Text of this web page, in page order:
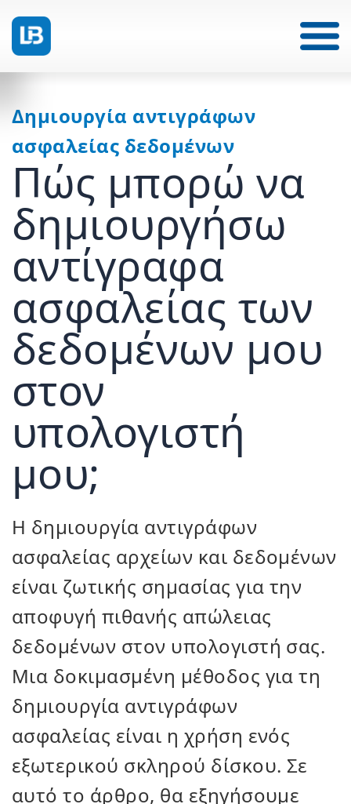
Δημιουργία αντιγράφων
ασφαλείας δεδομένων
Πώς μπορώ να
δημιουργήσω
αντίγραφα
ασφαλείας των
δεδομένων μου
στον
υπολογιστή
μου;
Η δημιουργία αντιγράφων
ασφαλείας αρχείων και δεδομένων
είναι ζωτικής σημασίας για την
αποφυγή πιθανής απώλειας
δεδομένων στον υπολογιστή σας.
Μια δοκιμασμένη μέθοδος για τη
δημιουργία αντιγράφων
ασφαλείας είναι η χρήση ενός
εξωτερικού σκληρού δίσκου. Σε
αυτό το άρθρο, θα εξηγήσουμε